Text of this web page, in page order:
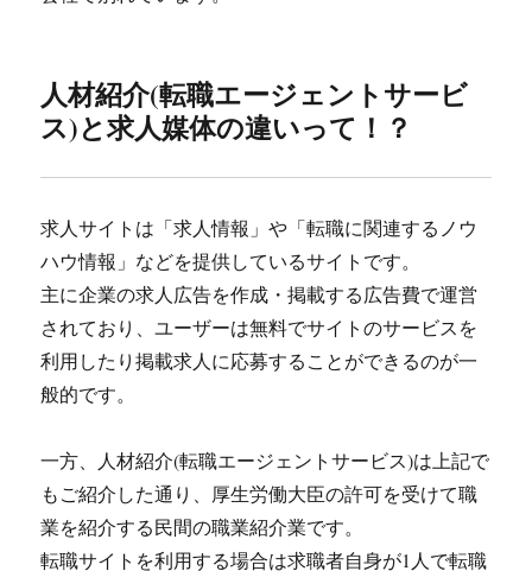
人材紹介(転職エージェントサービ
ス)と求人媒体の違いって！？
求人サイトは「求人情報」や「転職に関連するノウ
ハウ情報」などを提供しているサイトです。
主に企業の求人広告を作成・掲載する広告費で運営
されており、ユーザーは無料でサイトのサービスを
利用したり掲載求人に応募することができるのが一
般的です。
一方、人材紹介(転職エージェントサービス)は上記で
もご紹介した通り、厚生労働大臣の許可を受けて職
業を紹介する民間の職業紹介業です。
転職サイトを利用する場合は求職者自身が1人で転職